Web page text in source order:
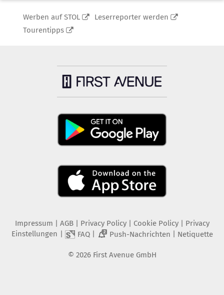
Werben auf STOL
Leserreporter werden
Tourentipps
Impressum AGB Privacy Policy| Cookie Policy| Privacy
Einstellungen
FAQ| 2 Push-Nachrichten Netiquette
© 2026 First Avenue GmbH